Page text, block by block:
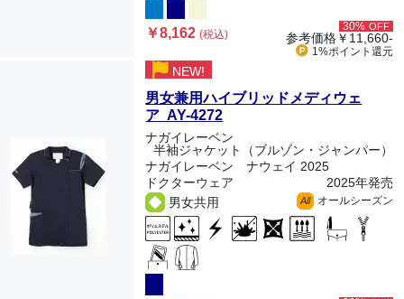
￥8,162(税込)
30% OFF
参考価格￥11,660-
1%ポイント 還元
NEW!
男女兼用ハイブリッドメディウェ
ア AY-4272
ナガイレーベン
半袖ジャケット（ブルゾン・ジャンパー）
ナガイレーベン ナウェイ 2025
ドクターウェア
2025年発売
男女共用
All オールシーズン